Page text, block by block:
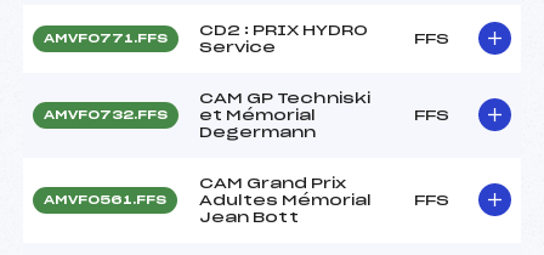
AMVF0771.FFS
CD2 : PRIX HYDRO
Service
FFS
AMVF0732.FFS
CAM GP Techniski
et Mémorial
Degermann
FFS
AMVF0561.FFS
CAM Grand Prix
Adultes Mémorial
Jean Bott
FFS